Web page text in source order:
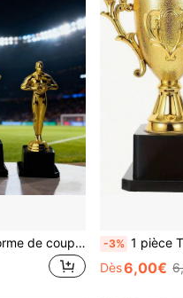
1 pièce Trophée en forme de coupe dorée, convient pour les célébrations de fête, coupe de trophée en plastique pour les faveurs de fête, les récompenses scolaires, les prix de jeux, les prix de fête et les cadeaux de remerciement, les cadeaux de récompense, les compétitions sportives, les prix d'honneur
-3% 1 pièce Trophée doré élégant - Surface métallique brillante avec base noire, prix de compétition en plastique haute densité, trophée
Dès6,00€